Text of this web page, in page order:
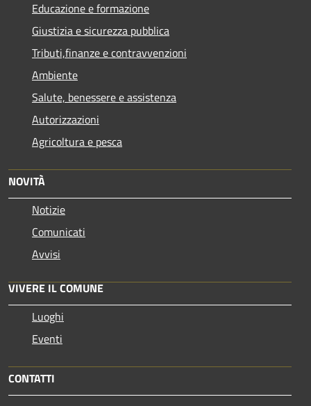
Educazione e formazione
Giustizia e sicurezza pubblica
Tributi,finanze e contravvenzioni
Ambiente
Salute, benessere e assistenza
Autorizzazioni
Agricoltura e pesca
NOVITÀ
Notizie
Comunicati
Avvisi
VIVERE IL COMUNE
Luoghi
Eventi
CONTATTI